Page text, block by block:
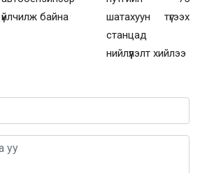
үйлчилж байна
шатахуун түгээх
станцад
нийлүүлэлт хийлээ